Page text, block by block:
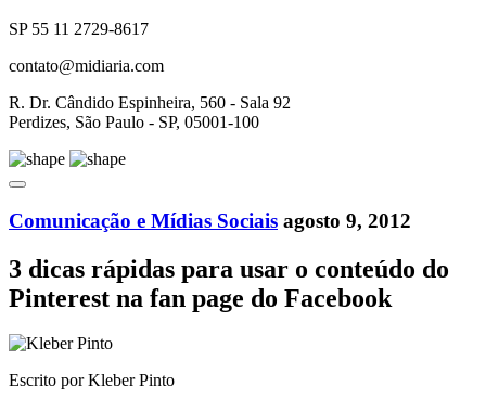
SP 55 11 2729-8617
contato@midiaria.com
R. Dr. Cândido Espinheira, 560 - Sala 92
Perdizes, São Paulo - SP, 05001-100
Comunicação e Mídias Sociais agosto 9, 2012
3 dicas rápidas para usar o conteúdo do
Pinterest na fan page do Facebook
Escrito por Kleber Pinto